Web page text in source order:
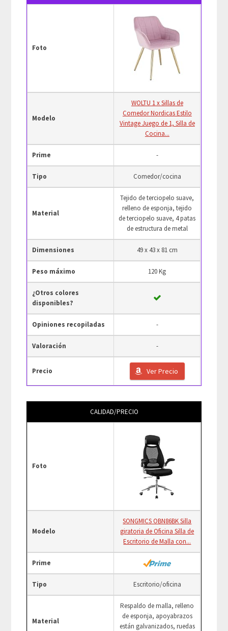
Foto
Modelo
WOLTU 1 x Sillas de
Comedor Nordicas Estilo
Vintage Juego de 1, Silla de
Cocina...
Prime -
Tipo Comedor/cocina
Material
Tejido de terciopelo suave,
relleno de esponja, tejido
de terciopelo suave, 4 patas
de estructura de metal
Dimensiones 49 x 43 x 81 cm
Peso máximo 120 Kg
¿Otros colores
disponibles?
Opiniones recopiladas -
Valoración -
Precio Ver Precio
CALIDAD/PRECIO
Foto
Modelo
SONGMICS OBN86BK Silla
giratoria de Oficina Silla de
Escritorio de Malla con...
Prime
Tipo Escritorio/oficina
Material
Respaldo de malla, relleno
de esponja, apoyabrazos
están galvanizados, ruedas